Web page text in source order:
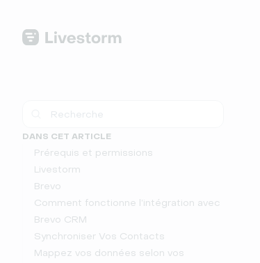
DANS CET ARTICLE
Prérequis et permissions
Livestorm
Brevo
Comment fonctionne l’intégration avec
Brevo CRM
Synchroniser Vos Contacts
Mappez vos données selon vos